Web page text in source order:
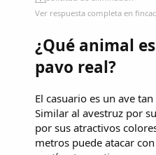
Ver respuesta completa en
¿Qué animal
pavo real?
El casuario es un ave
Similar al avestruz por
por sus atractivos
metros puede atacar